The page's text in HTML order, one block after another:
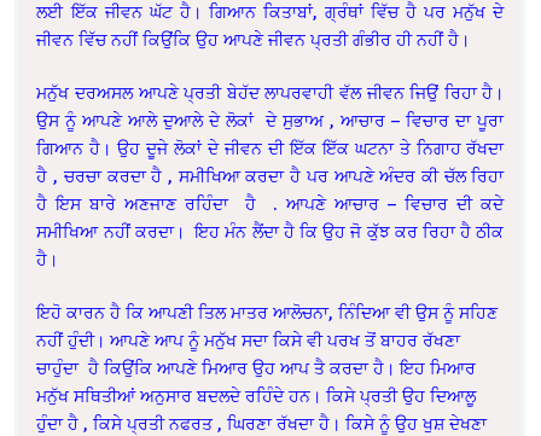
ਲਈ ਇੱਕ ਜੀਵਨ ਘੱਟ ਹੈ। ਗਿਆਨ ਕਿਤਾਬਾਂ, ਗ੍ਰੰਥਾਂ ਵਿੱਚ ਹੈ ਪਰ ਮਨੁੱਖ ਦੇ
ਜੀਵਨ ਵਿੱਚ ਨਹੀਂ ਕਿਉਂਕਿ ਉਹ ਆਪਣੇ ਜੀਵਨ ਪ੍ਰਤੀ ਗੰਭੀਰ ਹੀ ਨਹੀਂ ਹੈ।
ਮਨੁੱਖ ਦਰਅਸਲ ਆਪਣੇ ਪ੍ਰਤੀ ਬੇਹੱਦ ਲਾਪਰਵਾਹੀ ਵੱਲ ਜੀਵਨ ਜਿਉਂ ਰਿਹਾ ਹੈ।
ਉਸ ਨੂੰ ਆਪਣੇ ਆਲੇ ਦੁਆਲੇ ਦੇ ਲੋਕਾਂ ਦੇ ਸੁਭਾਅ , ਆਚਾਰ – ਵਿਚਾਰ ਦਾ ਪੂਰਾ
ਗਿਆਨ ਹੈ। ਉਹ ਦੂਜੇ ਲੋਕਾਂ ਦੇ ਜੀਵਨ ਦੀ ਇੱਕ ਇੱਕ ਘਟਨਾ ਤੇ ਨਿਗਾਹ ਰੱਖਦਾ
ਹੈ , ਚਰਚਾ ਕਰਦਾ ਹੈ , ਸਮੀਖਿਆ ਕਰਦਾ ਹੈ ਪਰ ਆਪਣੇ ਅੰਦਰ ਕੀ ਚੱਲ ਰਿਹਾ
ਹੈ ਇਸ ਬਾਰੇ ਅਣਜਾਣ ਰਹਿੰਦਾ ਹੈ . ਆਪਣੇ ਆਚਾਰ – ਵਿਚਾਰ ਦੀ ਕਦੇ
ਸਮੀਖਿਆ ਨਹੀਂ ਕਰਦਾ। ਇਹ ਮੰਨ ਲੈਂਦਾ ਹੈ ਕਿ ਉਹ ਜੋ ਕੁੱਝ ਕਰ ਰਿਹਾ ਹੈ ਠੀਕ
ਹੈ।
ਇਹੋ ਕਾਰਨ ਹੈ ਕਿ ਆਪਣੀ ਤਿਲ ਮਾਤਰ ਆਲੋਚਨਾ, ਨਿੰਦਿਆ ਵੀ ਉਸ ਨੂੰ ਸਹਿਣ
ਨਹੀਂ ਹੁੰਦੀ। ਆਪਣੇ ਆਪ ਨੂੰ ਮਨੁੱਖ ਸਦਾ ਕਿਸੇ ਵੀ ਪਰਖ ਤੋਂ ਬਾਹਰ ਰੱਖਣਾ
ਚਾਹੁੰਦਾ ਹੈ ਕਿਉਂਕਿ ਆਪਣੇ ਮਿਆਰ ਉਹ ਆਪ ਤੈ ਕਰਦਾ ਹੈ। ਇਹ ਮਿਆਰ
ਮਨੁੱਖ ਸਥਿਤੀਆਂ ਅਨੁਸਾਰ ਬਦਲਦੇ ਰਹਿੰਦੇ ਹਨ। ਕਿਸੇ ਪ੍ਰਤੀ ਉਹ ਦਿਆਲੂ
ਹੁੰਦਾ ਹੈ , ਕਿਸੇ ਪ੍ਰਤੀ ਨਫਰਤ , ਘਿਰਣਾ ਰੱਖਦਾ ਹੈ। ਕਿਸੇ ਨੂੰ ਉਹ ਖੁਸ਼ ਦੇਖਣਾ